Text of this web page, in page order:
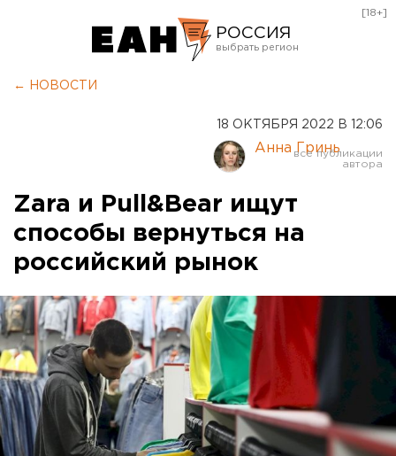
РОССИЯ
Курган
Оренбург
[18+]
← НОВОСТИ
18 ОКТЯБРЯ 2022 В 12:06
Анна Гринь
Zara и Pull&Bear ищут
способы вернуться на
российский рынок